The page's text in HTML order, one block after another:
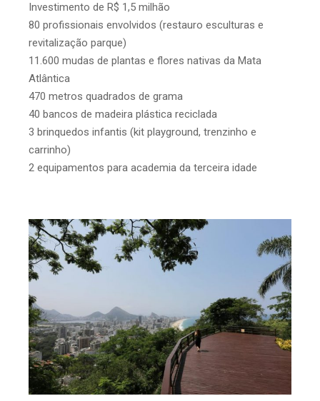
Investimento de R$ 1,5 milhão
80 profissionais envolvidos (restauro esculturas e
revitalização parque)
11.600 mudas de plantas e flores nativas da Mata
Atlântica
470 metros quadrados de grama
40 bancos de madeira plástica reciclada
3 brinquedos infantis (kit playground, trenzinho e
carrinho)
2 equipamentos para academia da terceira idade